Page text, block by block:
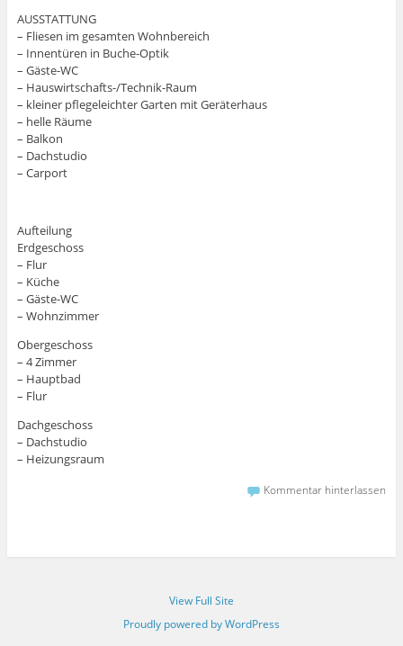
AUSSTATTUNG
– Fliesen im gesamten Wohnbereich
– Innentüren in Buche-Optik
– Gäste-WC
– Hauswirtschafts-/Technik-Raum
– kleiner pflegeleichter Garten mit Geräterhaus
– helle Räume
– Balkon
– Dachstudio
– Carport
Aufteilung
Erdgeschoss
– Flur
– Küche
– Gäste-WC
– Wohnzimmer
Obergeschoss
– 4 Zimmer
– Hauptbad
– Flur
Dachgeschoss
– Dachstudio
– Heizungsraum
Kommentar hinterlassen
View Full Site
Proudly powered by WordPress